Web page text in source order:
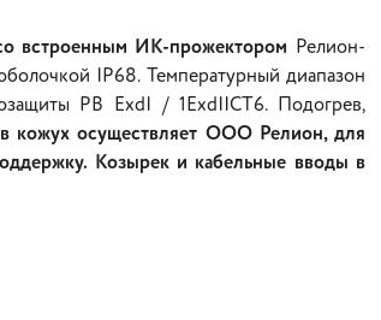
встроенным ИК-прожектором Релион-
IP68. Температурный диапазон
РВ ExdI / 1ЕхdIICТ6. Подогрев,
кожух осуществляет ООО Релион, для
Козырек и кабельные вводы в